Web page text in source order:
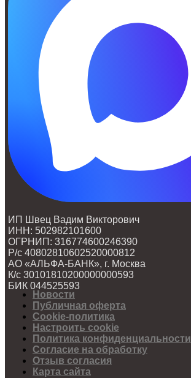
ИП Швец Вадим Викторович
ИНН: 502982101600
ОГРНИП: 316774600246390
Р/с 40802810602520000812
АО «АЛЬФА-БАНК», г. Москва
К/с 30101810200000000593
БИК 044525593
Новости
Публичная оферта
Cookie-политика
Настроить cookie
Политика конфиденциальности
Согласие на обработку
Отзыв согласия
Карта сайта